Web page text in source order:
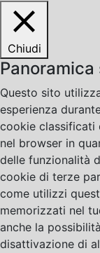
Chiudi
Questo sito
esperienza
cookie classificati
nel browser in
delle funzionalità
cookie di terze
come utilizzi
memorizzati nel
anche la
disattivazione di